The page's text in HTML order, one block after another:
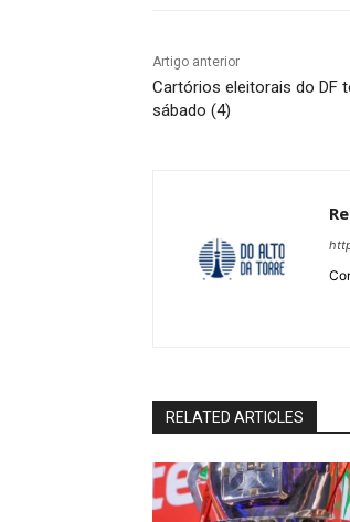
Artigo anterior
Cartórios eleitorais do DF
sábado (4)
RELATED ARTICLES